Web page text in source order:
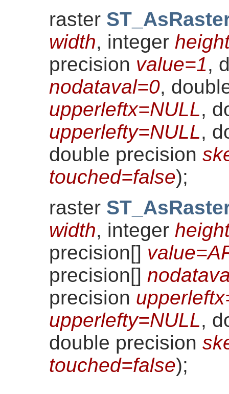
raster
width, integer
precision value=1,
nodataval=0,
upperleftx=NULL,
upperlefty=NULL,
double precision
touched=false);
raster
width, integer
precision[]
precision[]
precision
upperlefty=NULL,
double precision
touched=false);